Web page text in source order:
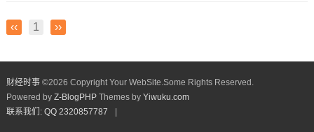
‹‹ 1 ››
财经时事©2026 Copyright Your WebSite.Some Rights Reserved.
Powered by Z-BlogPHPThemes by Yiwuku.com
联系我们: QQ 2320857787